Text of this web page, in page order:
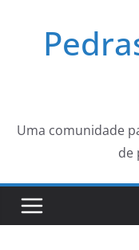
Uma comunidade
de